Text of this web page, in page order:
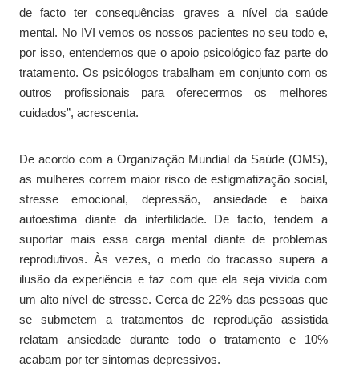
de facto ter consequências graves a nível da saúde
mental. No IVI vemos os nossos pacientes no seu todo e,
por isso, entendemos que o apoio psicológico faz parte do
tratamento. Os psicólogos trabalham em conjunto com os
outros profissionais para oferecermos os melhores
cuidados”, acrescenta.
De acordo com a Organização Mundial da Saúde (OMS),
as mulheres correm maior risco de estigmatização social,
stresse emocional, depressão, ansiedade e baixa
autoestima diante da infertilidade. De facto, tendem a
suportar mais essa carga mental diante de problemas
reprodutivos. Às vezes, o medo do fracasso supera a
ilusão da experiência e faz com que ela seja vivida com
um alto nível de stresse. Cerca de 22% das pessoas que
se submetem a tratamentos de reprodução assistida
relatam ansiedade durante todo o tratamento e 10%
acabam por ter sintomas depressivos.